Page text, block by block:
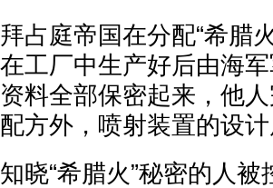
拜占庭帝国在分配“希腊
在工厂中生产好后由海
资料全部保密起来，他
配方外，喷射装置的设
知晓“希腊火”秘密的人